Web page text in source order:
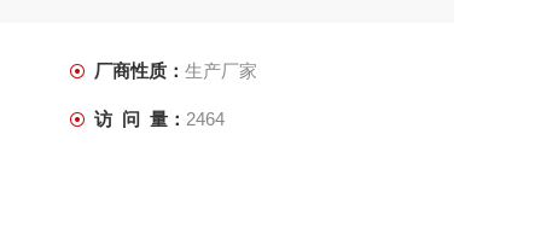
厂商性质： 生产厂家
访 问 量： 2464